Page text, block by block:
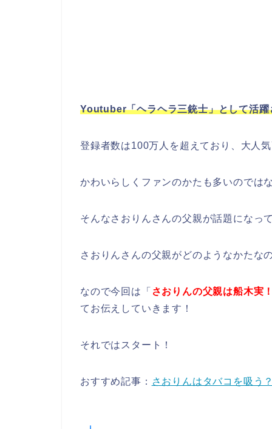
Youtuber「ヘラヘラ三銃士」として活
登録者数は100万人を超えており、大人
かわいらしくファンのかたも多いのでは
そんなさおりんさんの父親が話題になっ
さおりんさんの父親がどのようなかたな
なので今回は「 さおりんの父親は船木実
てお伝えしていきます！
それではスタート！
おすすめ記事： さおりんはタバコを吸う